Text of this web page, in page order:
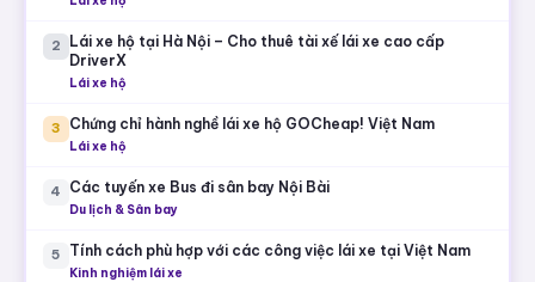
2 Lái xe hộ tại Hà Nội – Cho thuê tài xế lái xe cao cấp
DriverX
Lái xe hộ
3 Chứng chỉ hành nghề lái xe hộ GOCheap! Việt Nam
Lái xe hộ
4 Các tuyến xe Bus đi sân bay Nội Bài
Du lịch & Sân bay
5 Tính cách phù hợp với các công việc lái xe tại Việt Nam
Kinh nghiệm lái xe